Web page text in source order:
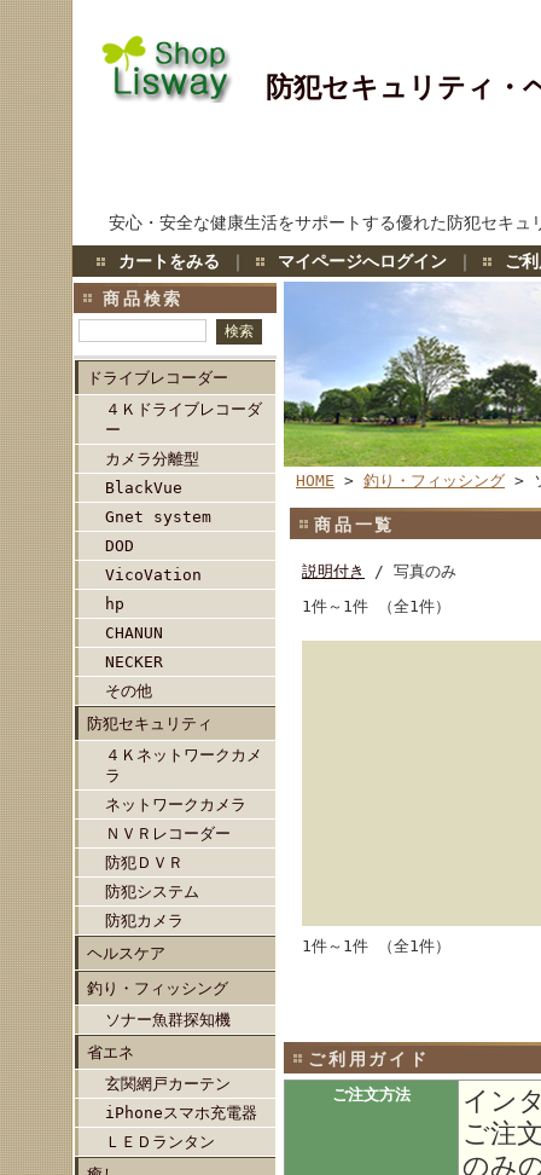
防犯セキュリティ・
安心・安全な健康生活をサポートする優れた防犯セキ
カートをみる ｜ マイページへログイン ｜
ご
商品検索
ドライブレコーダー
４Ｋドライブレコーダ
ー
カメラ分離型
BlackVue
Gnet system
DOD
VicoVation
hp
CHANUN
NECKER
その他
防犯セキュリティ
４Ｋネットワークカメ
ラ
ネットワークカメラ
ＮＶＲレコーダー
防犯ＤＶＲ
防犯システム
防犯カメラ
ヘルスケア
釣り・フィッシング
ソナー魚群探知機
省エネ
玄関網戸カーテン
iPhoneスマホ充電器
ＬＥＤランタン
HOME > 釣り・フィッシング >
商品一覧
説明付き
/ 写真のみ
1件～1件 （全1件）
1件～1件 （全1件）
ご利用ガイド
ご注文方法
イン
ご注
のみ